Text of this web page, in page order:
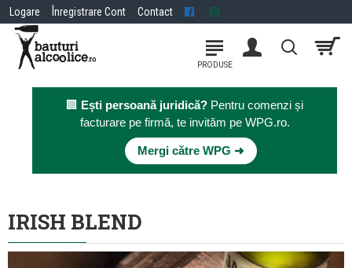
Logare Înregistrare Cont Contact
🏢 Ești persoană juridică? Pentru comenzi și
facturare pe firmă, te invităm pe WPG.ro.
Mergi către WPG ➜
IRISH BLEND